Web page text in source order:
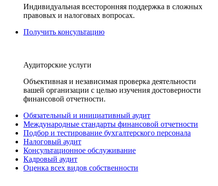
Индивидуальная всесторонняя поддержка в сложных
правовых и налоговых вопросах.
Получить консультацию
Аудиторские услуги
Объективная и независимая проверка деятельности
вашей организации с целью изучения достоверности
финансовой отчетности.
Обязательный и инициативный аудит
Международные стандарты финансовой отчетности
Подбор и тестирование бухгалтерского персонала
Налоговый аудит
Консультационное обслуживание
Кадровый аудит
Оценка всех видов собственности